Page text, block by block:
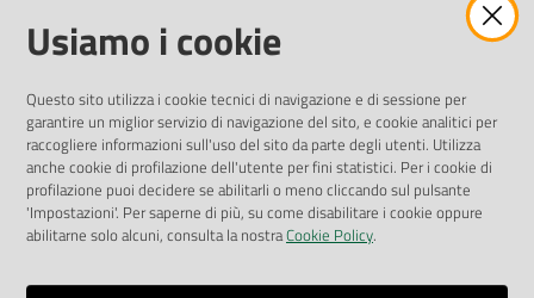
Amministrazione Trasparente
Pubblicità legale
Privacy Policy
Attuazione Misure PNRR
Liste di Attesa
ENTI, IMPRESE E PARTNER
Fatturazione Elettronica
Usiamo i cookie
Questo sito utilizza i cookie tecnici di navigazione e di sessione per
garantire un miglior servizio di navigazione del sito, e cookie analitici per
raccogliere informazioni sull'uso del sito da parte degli utenti. Utilizza
anche cookie di profilazione dell'utente per fini statistici. Per i cookie di
profilazione puoi decidere se abilitarli o meno cliccando sul pulsante
'Impostazioni'. Per saperne di più, su come disabilitare i cookie oppure
abilitarne solo alcuni, consulta la nostraCookie Policy.